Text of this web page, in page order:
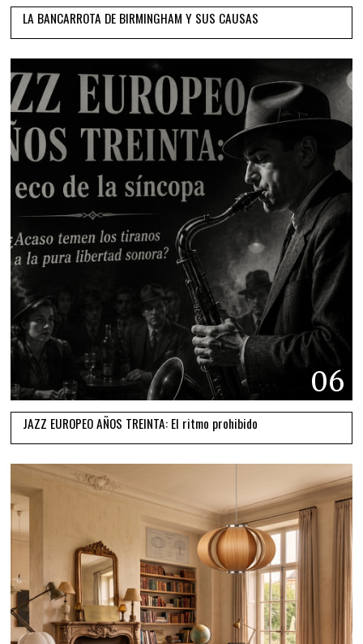
LA BANCARROTA DE BIRMINGHAM Y SUS CAUSAS
06
JAZZ EUROPEO AÑOS TREINTA: El ritmo prohibido